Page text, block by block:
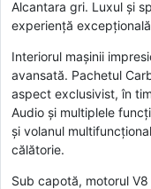
Alcantara gri. Luxul și
experiență
Interiorul mașinii
avansată. Pachetul
aspect exclusivist, în
Audio și multiplele
și volanul
călătorie.
Sub capotă, motorul